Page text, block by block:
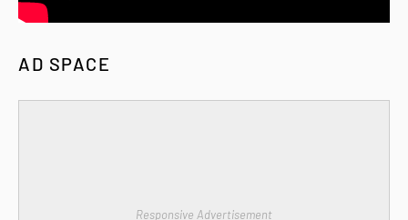
AD SPACE
Responsive Advertisement